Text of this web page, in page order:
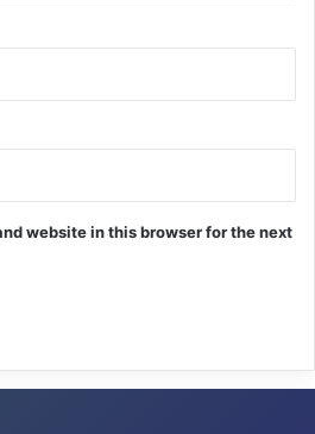
website in this browser for the next